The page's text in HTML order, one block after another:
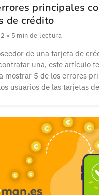
principales
de crédito
• 5 min de lectura
de una tarjeta de
una, este artículo
mostrar 5 de los errores
usuarios de las tarjetas